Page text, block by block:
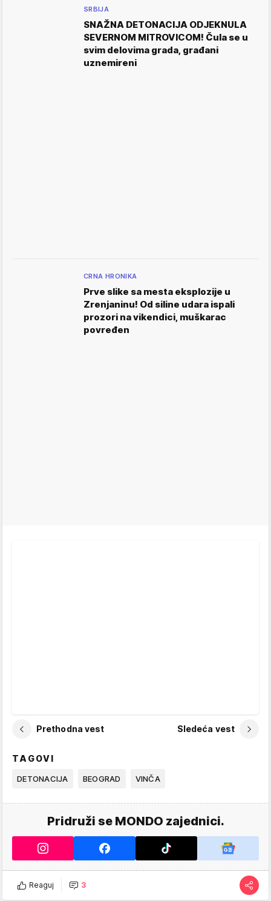
SRBIJA
SNAŽNA DETONACIJA ODJEKNULA
SEVERNOM MITROVICOM! Čula se u
svim delovima grada, građani
uznemireni
CRNA HRONIKA
Prve slike sa mesta eksplozije u
Zrenjaninu! Od siline udara ispali
prozori na vikendici, muškarac
povređen
Prethodna vest Sledeća vest
TAGOVI
DETONACIJA BEOGRAD VINČA
Pridruži se MONDO zajednici.
Reaguj 3